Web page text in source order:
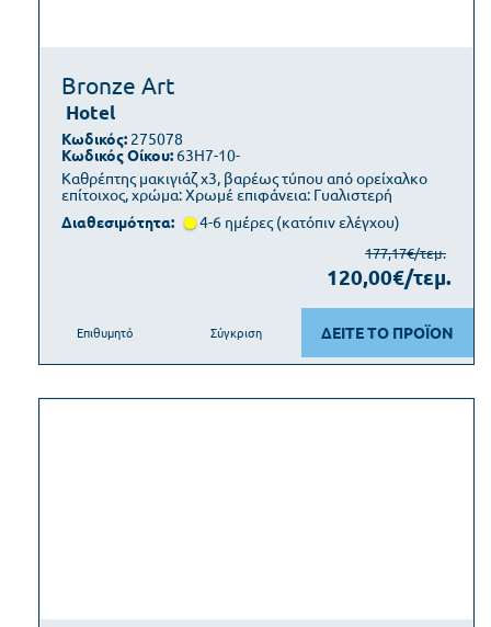
Bronze Art
Hotel
Καθρέπτης μακιγιάζ x3, βαρέως τύπου από ορείχαλκο
επίτοιχος, χρώμα: Χρωμέ επιφάνεια: Γυαλιστερή
Κωδικός: 275078
Κωδικός Οίκου: 63H7-10-
Διαθεσιμότητα: 4-6 ημέρες (κατόπιν ελέγχου)
177,17€/τεμ.
120,00€/τεμ.
ΔΕΙΤΕ ΤΟ ΠΡΟΪΟΝ
Επιθυμητό Σύγκριση